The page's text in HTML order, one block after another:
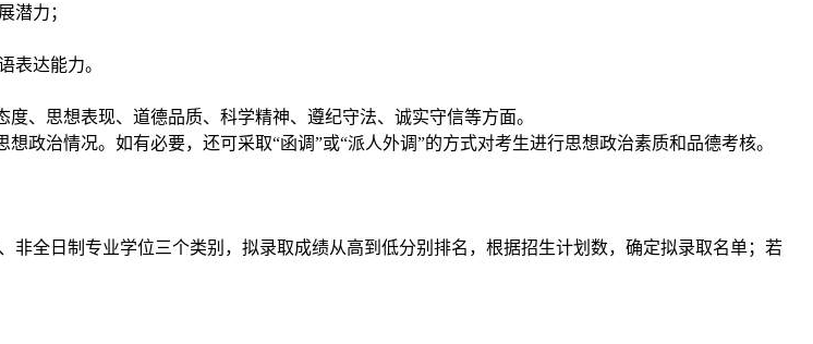
潜力；
表达能力。
、思想表现、道德品质、科学精神、遵纪守法、诚实守信等方面。
政治情况。如有必要，还可采取“函调”或“派人外调”的方式对考生进行思想政治素质和品德考核。
非全日制专业学位三个类别， 拟录取成绩从高到低分别排名，根据招生计划数，确定拟录取名单； 若